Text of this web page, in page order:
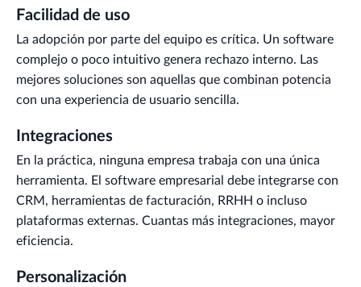
Facilidad de uso
La adopción por parte del equipo es crítica. Un software
complejo o poco intuitivo genera rechazo interno. Las
mejores soluciones son aquellas que combinan potencia
con una experiencia de usuario sencilla.
Integraciones
En la práctica, ninguna empresa trabaja con una única
herramienta. El software empresarial debe integrarse con
CRM, herramientas de facturación, RRHH o incluso
plataformas externas. Cuantas más integraciones, mayor
eficiencia.
Personalización